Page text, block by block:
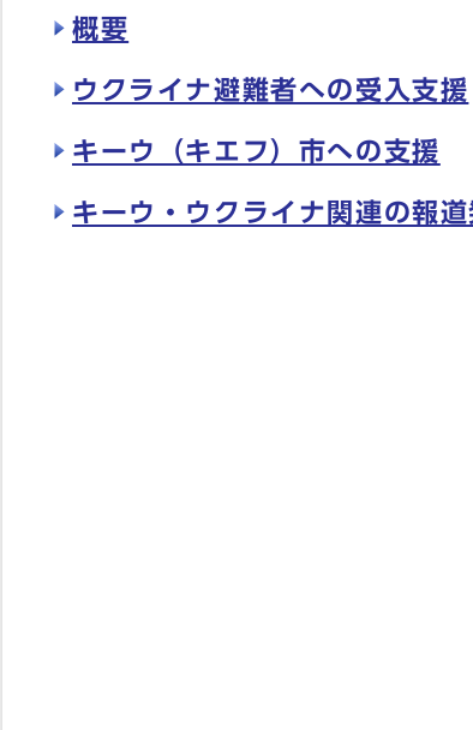
概要
ウクライナ避難者への受入支援
キーウ（キエフ）市への支援
キーウ・ウクライナ関連の報